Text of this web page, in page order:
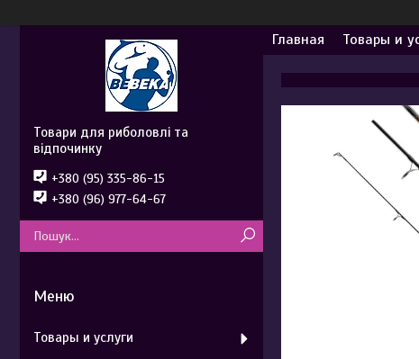
Главная Товары и
Товари для риболовлі та
відпочинку
+380 (95) 335-86-15
+380 (96) 977-64-67
Товары и услуги